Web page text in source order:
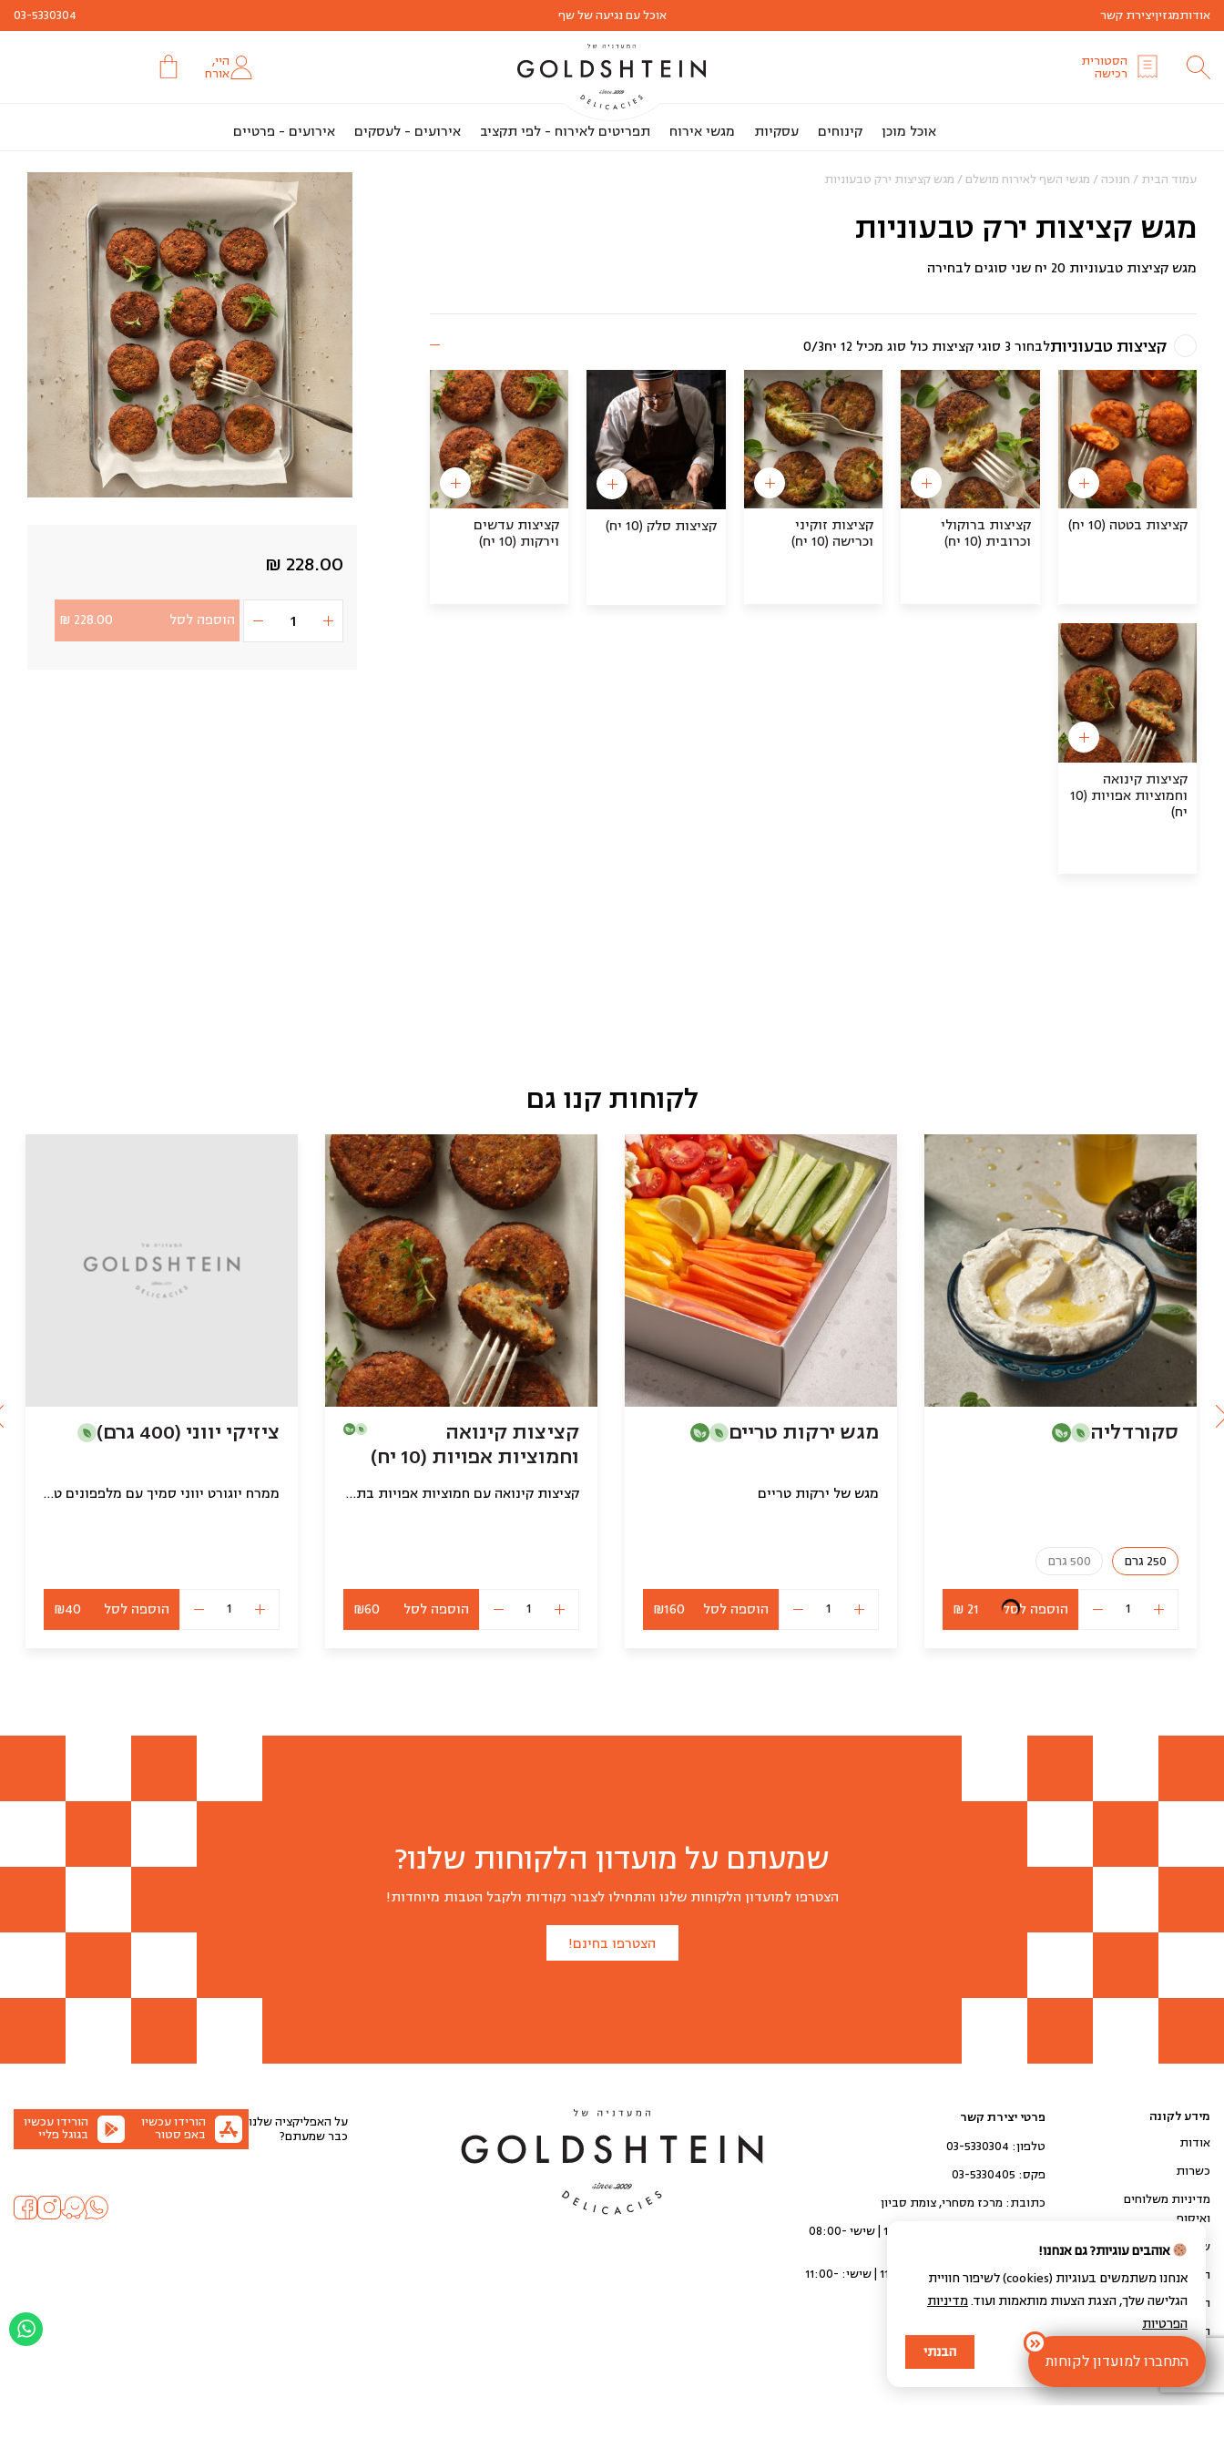
03-5330304 אוכל עם נגיעה של שף אודותמגזיןיצירת קשר
היי,
אורח
הסטורית
רכישה
אוכל מוכן קינוחים עסקיות מגשי אירוח תפריטים לאירוח - לפי תקציב אירועים - לעסקים אירועים - פרטיים
228.00 ₪
הוספה לסל 228.00 ₪
עמוד הבית / חנוכה / מגשי השף לאירוח מושלם / מגש קציצות ירק טבעוניות
מגש קציצות ירק טבעוניות
מגש קציצות טבעוניות 20 יח שני סוגים לבחירה
קציצות טבעוניותלבחור 3 סוגי קציצות כול סוג מכיל 12 יח 0/3
קציצות בטטה (10 יח)
קציצות ברוקולי
וכרובית (10 יח)
קציצות זוקיני
וכרישה (10 יח)
קציצות סלק (10 יח)
קציצות עדשים
וירקות (10 יח)
קציצות קינואה
וחמוציות אפויות (10
יח)
לקוחות קנו גם
סקורדליה
250 גרם 500 גרם
כמות
של
הוספה לסל 21 ₪
מגש ירקות טריים
מגש של ירקות טריים
כמות
של
הוספה לסל ₪160
קציצות קינואה
וחמוציות אפויות (10 יח)
קציצות קינואה עם חמוציות אפויות בתנור (טבעוני)
כמות
של
הוספה לסל ₪60
ציזיקי יווני (400 גרם)
ממרח יוגורט יווני סמיך עם מלפפונים טריים ושום
כמות
של
הוספה לסל ₪40
שמעתם על מועדון הלקוחות שלנו?
הצטרפו למועדון הלקוחות שלנו והתחילו לצבור נקודות ולקבל הטבות מיוחדות!
הצטרפו בחינם!
מידע לקונה
אודות
כשרות
מדיניות משלוחים
ואיסוף
שאלות ותשובות
המגזין של גולדשטיין
הצהרת נגישות
תקנון
פרטי יצירת קשר
טלפון: 03-5330304
פקס: 03-5330405
כתובת: מרכז מסחרי, צומת סביון
איסוף עצמי: א'-ה' 10:00-20:00 | שישי 08:00-
14:00
קבלת משלוח: א'-ה' 11:00-16:00 | שישי: 11:00-
על האפליקציה שלנו
כבר שמעתם?
הורידו עכשיו
באפ סטור
הורידו עכשיו
בגוגל פליי
אוהבים עוגיות? גם אנחנו!
אנחנו משתמשים בעוגיות (cookies) לשיפור חוויית
הגלישה שלך, הצגת הצעות מותאמות ועוד.מדיניות
הפרטיות
הבנתי
התחברו למועדון לקוחות